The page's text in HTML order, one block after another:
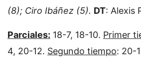
(8); Ciro Ibáñez (5). DT: Alexis
Parciales: 18-7, 18-10. Primer
4, 20-12. Segundo tiempo: 20-